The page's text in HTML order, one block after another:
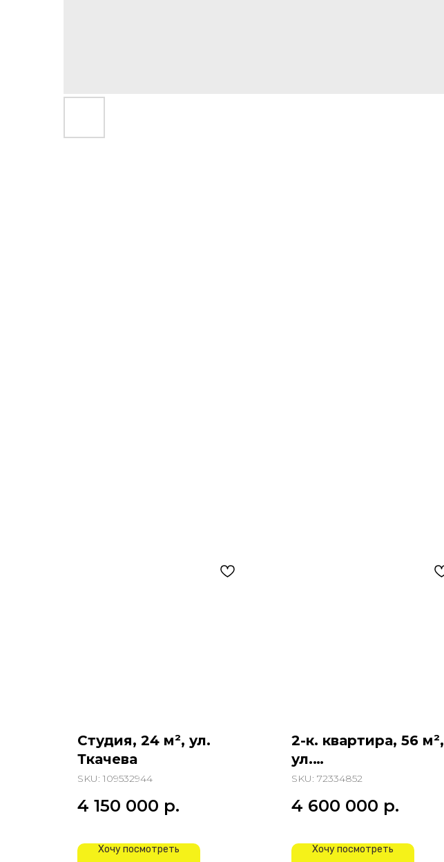
Студия, 24 м², ул.
Ткачева
SKU: 109532944
4 150 000 р.
Хочу посмотреть
2-к. квартира, 56 м²,
ул.
Днепропетровская
SKU: 72334852
4 600 000 р.
Хочу посмотреть